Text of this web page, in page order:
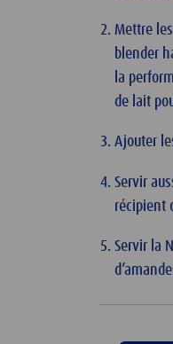
Mettre
blender
la
de lait
Ajouter
Servir
récipient
Servir la